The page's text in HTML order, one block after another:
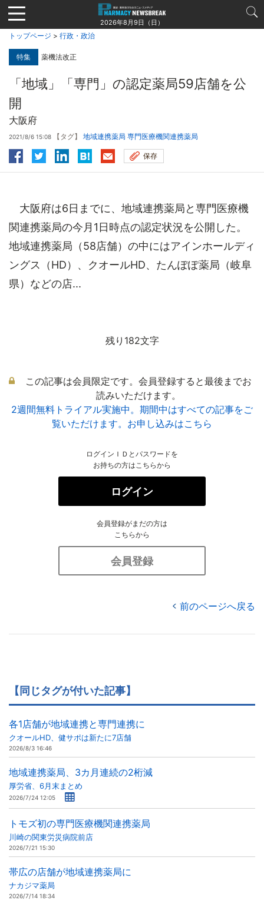
Jump
to
navigation
2026年8月9日（日）
トップページ > 行政・政治
特集 薬機法改正
「地域」「専門」の認定薬局59店舗を公
開
大阪府
2021/8/6 15:08 【タグ】 地域連携薬局 専門医療機関連携薬局
保存
大阪府は6日までに、地域連携薬局と専門医療機
関連携薬局の今月1日時点の認定状況を公開した。
地域連携薬局（58店舗）の中にはアインホールディ
ングス（HD）、クオールHD、たんぽぽ薬局（岐阜
県）などの店...
残り182文字
この記事は会員限定です。会員登録すると最後までお
読みいただけます。
2週間無料トライアル実施中。期間中はすべての記事をご
覧いただけます。お申し込みはこちら
ログインＩＤとパスワードを
お持ちの方はこちらから
ログイン
会員登録がまだの方は
こちらから
会員登録
前のページへ戻る
【同じタグが付いた記事】
各1店舗が地域連携と専門連携に
クオールHD、健サポは新たに7店舗
2026/8/3 16:46
地域連携薬局、3カ月連続の2桁減
厚労省、6月末まとめ
2026/7/24 12:05
トモズ初の専門医療機関連携薬局
川崎の関東労災病院前店
2026/7/21 15:30
帯広の店舗が地域連携薬局に
ナカジマ薬局
2026/7/14 18:34